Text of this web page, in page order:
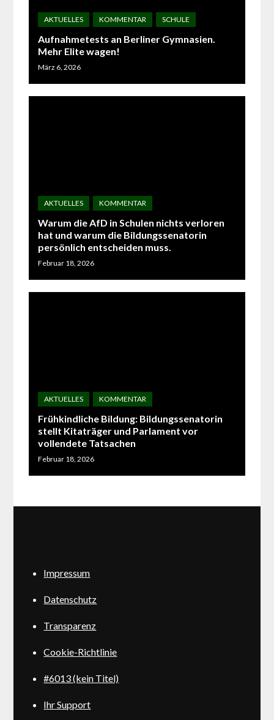
Aufnahmetests an Berliner Gymnasien.
Mehr Elite wagen!
März 6, 2026
Warum die AfD in Schulen nichts verloren
hat und warum die Bildungssenatorin
persönlich entscheiden muss.
Februar 18, 2026
Frühkindliche Bildung: Bildungssenatorin
stellt Kitaträger und Parlament vor
vollendete Tatsachen
Februar 18, 2026
Impressum
Datenschutz
Transparenz
Cookie-Richtlinie
#6013 (kein Titel)
Ihr Support